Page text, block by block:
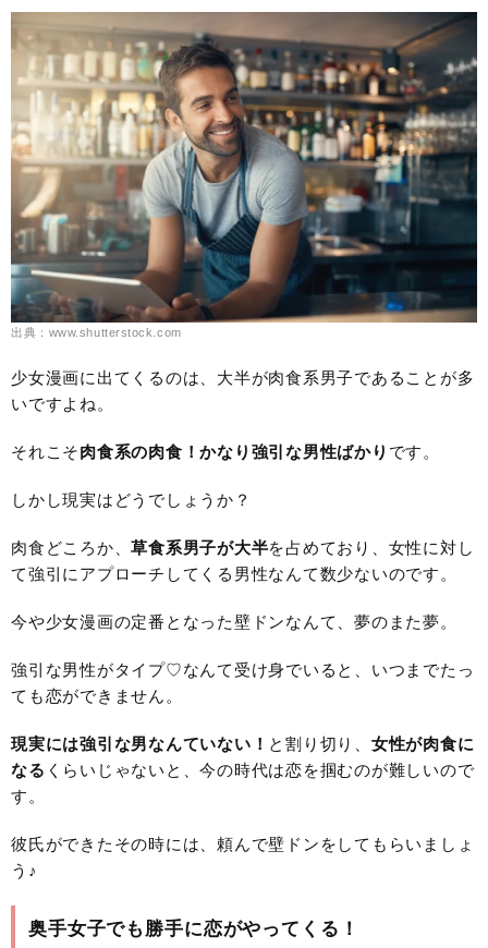
出典：www.shutterstock.com
少女漫画に出てくるのは、大半が肉食系男子であることが多
いですよね。
それこそ肉食系の肉食！かなり強引な男性ばかり です。
しかし現実はどうでしょうか？
肉食どころか、草食系男子が大半を占めており、女性に対し
て強引にアプローチしてくる男性なんて数少ないのです。
今や少女漫画の定番となった壁ドンなんて、夢のまた夢。
強引な男性がタイプ♡なんて受け身でいると、いつまでたっ
ても恋ができません。
現実には強引な男なんていない！ と割り切り、 女性が肉食に
なる くらいじゃないと、今の時代は恋を掴むのが難しいので
す。
彼氏ができたその時には、頼んで壁ドンをしてもらいましょ
う♪
奥手女子でも勝手に恋がやってくる！